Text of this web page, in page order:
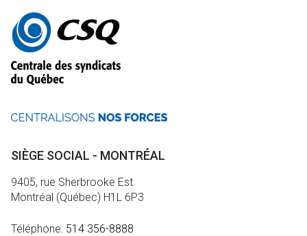
Autres
informations
SIÈGE SOCIAL - MONTRÉAL
9405, rue Sherbrooke Est
Montréal (Québec) H1L 6P3
Téléphone: 514 356-8888